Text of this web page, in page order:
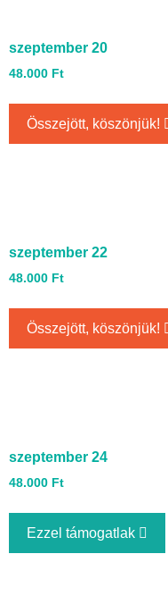
szeptember 20
48.000 Ft
Összejött, köszönjük!
szeptember 22
48.000 Ft
Összejött, köszönjük!
szeptember 24
48.000 Ft
Ezzel támogatlak